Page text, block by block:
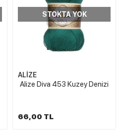
STOKTA YOK
ALİZE
Alize Diva 453 Kuzey Denizi
66,00 TL